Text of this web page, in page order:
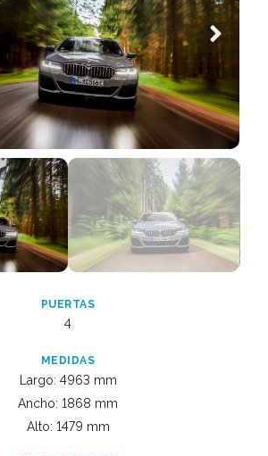
PUERTAS
4
MEDIDAS
Largo: 4963 mm
Ancho: 1868 mm
Alto: 1479 mm